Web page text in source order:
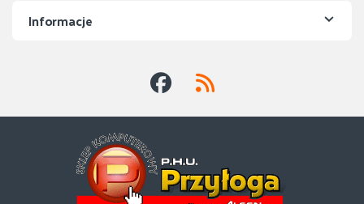
Informacje